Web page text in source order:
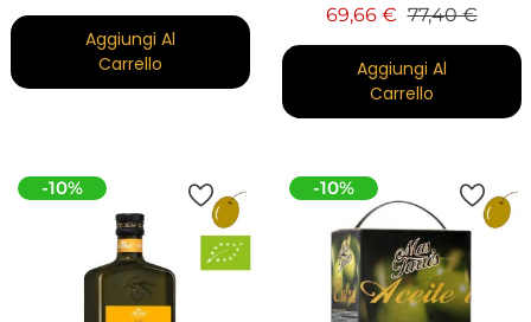
Aggiungi Al
Carrello
69,66 € Prezzo base
77,40 €
Aggiungi Al
Carrello
-10% -10%